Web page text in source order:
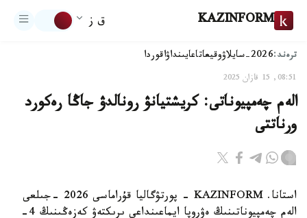
KAZINFORM ق ز
ترەند:2026-سايلاۋ وقيعاتاعايىنداۋاقوردا
08:51, 15 قازان 2025
الەم چەمپيوناتى: كريشتيانۋ رونالدۋ جاڭا رەكورد
ورناتتى
استانا. KAZINFORM - پورتۋگاليا قۇراماسى 2026 -جىلعى
الەم چەمپيوناتىنىڭ ەۋروپا ايماعىنداعى ىرىكتەۋ كەزەڭىنىڭ 4-